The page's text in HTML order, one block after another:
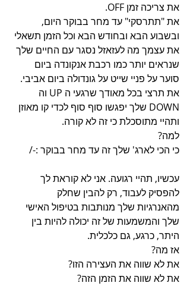
את צריכה זמן OFF.
את "תתרסקי" עד מחר בבוקר היום,
ובשבוע הבא ובחודש הבא וכל הזמן תשאלי
את עצמך מה לעזאזל נסגר עם החיים שלך
שנראים יותר כמו רכבת אנקונדה ביום
סוער על פניי שייט על גונדולה ביום אביבי.
את תרצי בכל מאודך שרגעי ה UP וה
DOWN שלך יפגשו סוף סוף לכדי קו מאוזן
ותהיי מתוסכלת כי זה לא קורה.
למה?
כי הכי לארג' שלך זה עד מחר בבוקר :-/
עכשיו, תהיי רגועה. אני לא קוראת לך
להפסיק לעבוד, רק להבין שחלק
מהאנרגיות שלך מנותבות בטיפול האישי
שלך והמשמעות של זה יכולה להיות בין
היתר, כרגע, גם כלכלית.
אז מה?
את לא שווה את העצירה הזו?
את לא שווה את הזמן הזה?